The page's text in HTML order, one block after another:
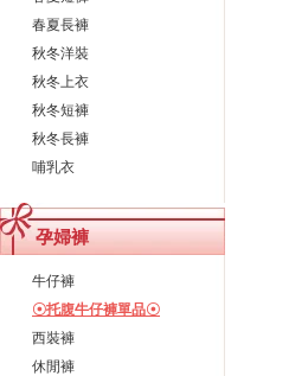
春夏長褲
秋冬洋裝
秋冬上衣
秋冬短褲
秋冬長褲
哺乳衣
孕婦褲
牛仔褲
☉托腹牛仔褲單品☉
西裝褲
休閒褲